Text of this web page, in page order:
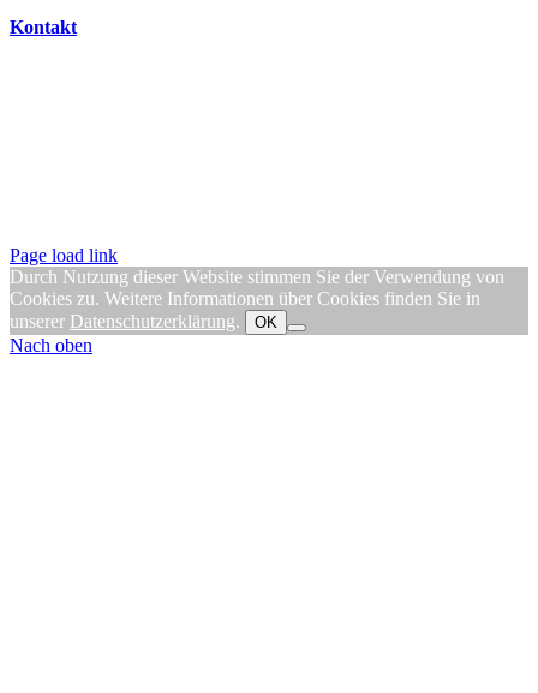
Kontakt
Page load link
Durch Nutzung dieser Website stimmen Sie der Verwendung von
Cookies zu. Weitere Informationen über Cookies finden Sie in
unserer Datenschutzerklärung. OK
Nach oben